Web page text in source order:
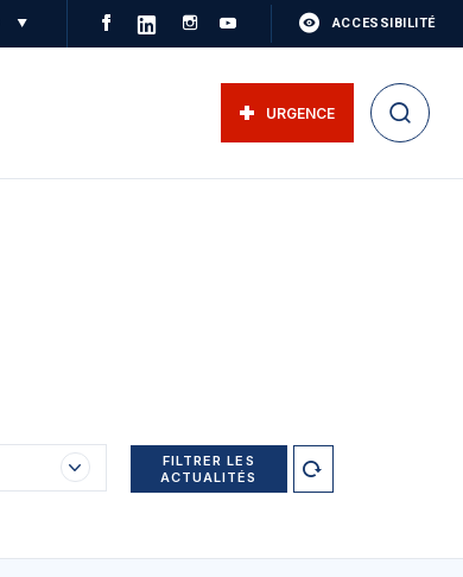
ACCESSIBILITÉ
URGENCE
FILTRER LES
ACTUALITÉS